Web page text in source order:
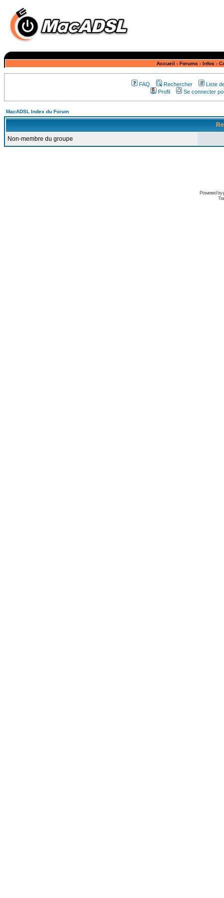
Accueil - Forums - Infos -
FAQ Rechercher
Liste
Profil
Se connecter
MacADSL Index du Forum
Non-membre du groupe
Powered by